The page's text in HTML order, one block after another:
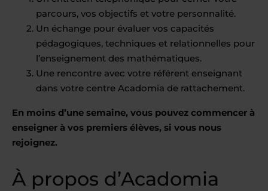
parcours, vos objectifs et votre personnalité.
Un échange pour évaluer vos capacités
pédagogiques, techniques et relationnelles pour
l’enseignement des mathématiques.
Une rencontre avec votre référent enseignant
dans votre centre Acadomia de rattachement.
En moins d’une semaine, vous pouvez commencer à
enseigner à vos premiers élèves, si vous nous
rejoignez.
À propos d’Acadomia